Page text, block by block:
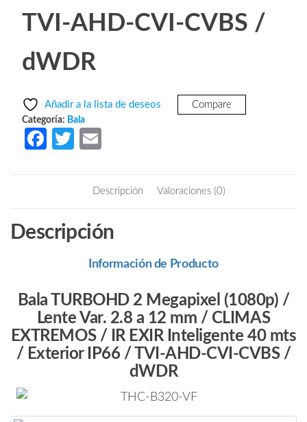
TVI-AHD-CVI-CVBS /
dWDR
Añadir a la lista de deseos Compare
Categoría: Bala
Fa
o
T
itt
ail
Descripción Valoraciones (0)
Descripción
Información de Producto
Bala TURBOHD 2 Megapixel (1080p) /
Lente Var. 2.8 a 12 mm / CLIMAS
EXTREMOS / IR EXIR Inteligente 40 mts
/ Exterior IP66 / TVI-AHD-CVI-CVBS /
dWDR